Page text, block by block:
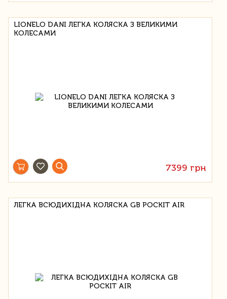
LIONELO DANI ЛЕГКА КОЛЯСКА З ВЕЛИКИМИ
КОЛЕСАМИ
7399 грн
ЛЕГКА ВСЮДИХІДНА КОЛЯСКА GB POCKIT AIR